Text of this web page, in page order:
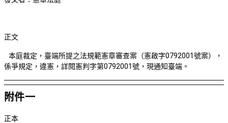
正文
本庭裁定，臺端所提之法規範憲章審查案（憲啟字0792001號案），
係爭規定，違憲， 詳閱憲判字第0792001號，現通知臺端。
附件一
正本